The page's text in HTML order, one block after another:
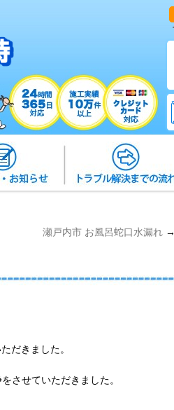
瀬戸内市 お風呂蛇口水漏れ →
だきました。
させていただきました。